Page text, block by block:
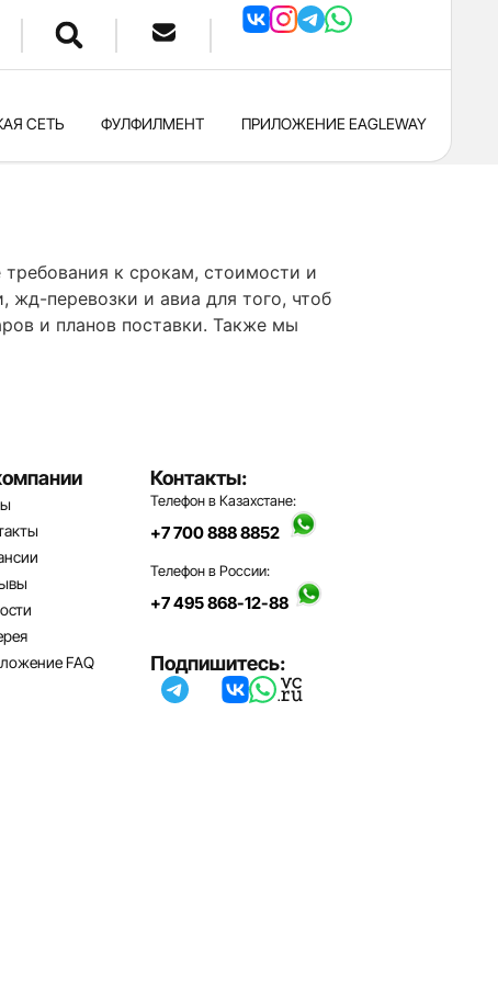
СЕТЬ ФУЛФИЛМЕНТ ПРИЛОЖЕНИЕ EAGLEWAY
к срокам, стоимости и
жд-перевозки и авиа для того, чтоб
и планов поставки. Также мы
FAQ
Контакты:
Телефон в Казахстане:
+7 700 888 8852
Телефон в России:
+7 495 868-12-88
Подпишитесь: